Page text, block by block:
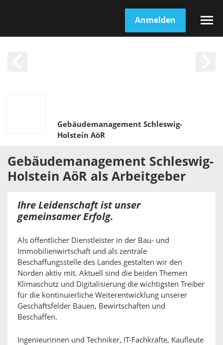
Anmelden
Gebäudemanagement Schleswig-
Holstein AöR
Gebäudemanagement Schleswig-
Holstein AöR als Arbeitgeber
Ihre Leidenschaft ist unser
gemeinsamer Erfolg.
Als öffentlicher Dienstleister in der Bau- und
Immobilienwirtschaft und als zentrale
Beschaffungsstelle des Landes gestalten wir den
Norden aktiv mit. Aktuell sind die beiden Themen
Klimaschutz und Digitalisierung die wichtigsten Treiber
für die kontinuierliche Weiterentwicklung unserer
Geschäftsfelder Bauen, Bewirtschaften und
Beschaffen.
Ingenieurinnen und Techniker, IT-Fachkräfte, Kaufleute